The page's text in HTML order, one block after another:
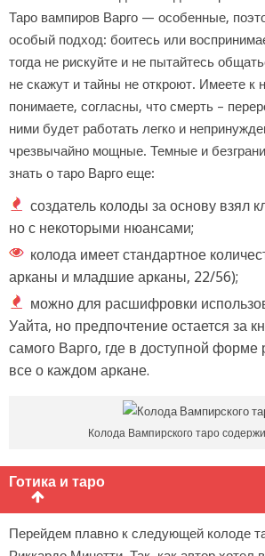
Таро вампиров Варго — особенные,
особый подход: боитесь или
тогда не рискуйте и не пытайтесь
не скажут и тайны не откроют. Имеете к
понимаете, согласны, что смерть –
ними будет работать легко и
чрезвычайно мощные. Темные и
знать о таро Варго еще:
создатель колоды за основу взял
но с некоторыми нюансами;
колода имеет стандартное
арканы и младшие арканы, 22/56);
можно для расшифровки
Уайта, но предпочтение остается за
самого Варго, где в доступной форме
все о каждом аркане.
Колода Вампирского таро
Готика и таро
Перейдем плавно к следующей колоде